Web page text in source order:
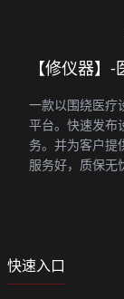
【修仪器】
一款以围绕医疗
平台。快速发布
务。并为客户提
服务好，质保无
快速入口